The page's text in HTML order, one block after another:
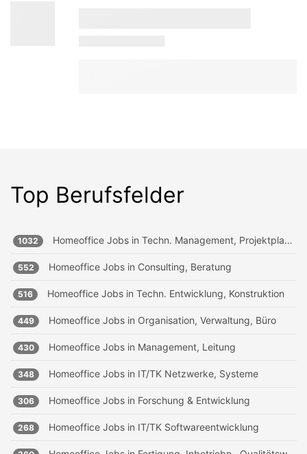
Top Berufsfelder
1032 Homeoffice Jobs in Techn. Management, Projektplanung
552 Homeoffice Jobs in Consulting, Beratung
516 Homeoffice Jobs in Techn. Entwicklung, Konstruktion
449 Homeoffice Jobs in Organisation, Verwaltung, Büro
430 Homeoffice Jobs in Management, Leitung
348 Homeoffice Jobs in IT/TK Netzwerke, Systeme
306 Homeoffice Jobs in Forschung & Entwicklung
268 Homeoffice Jobs in IT/TK Softwareentwicklung